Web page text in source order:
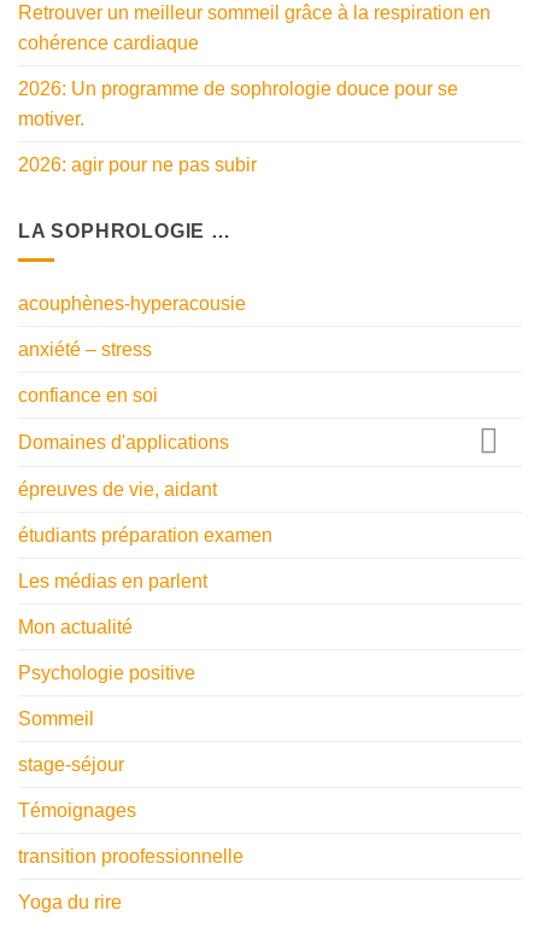
Retrouver un meilleur sommeil grâce à la respiration en
cohérence cardiaque
2026: Un programme de sophrologie douce pour se
motiver.
2026: agir pour ne pas subir
LA SOPHROLOGIE …
acouphènes-hyperacousie
anxiété – stress
confiance en soi
Domaines d'applications
épreuves de vie, aidant
étudiants préparation examen
Les médias en parlent
Mon actualité
Psychologie positive
Sommeil
stage-séjour
Témoignages
transition proofessionnelle
Yoga du rire